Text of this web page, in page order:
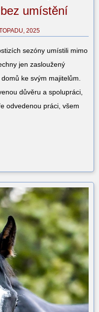
umístění
2025
sezóny umístili mimo
jen zasloužený
ke svým majitelům.
důvěru a spolupráci,
odvedenou práci, všem